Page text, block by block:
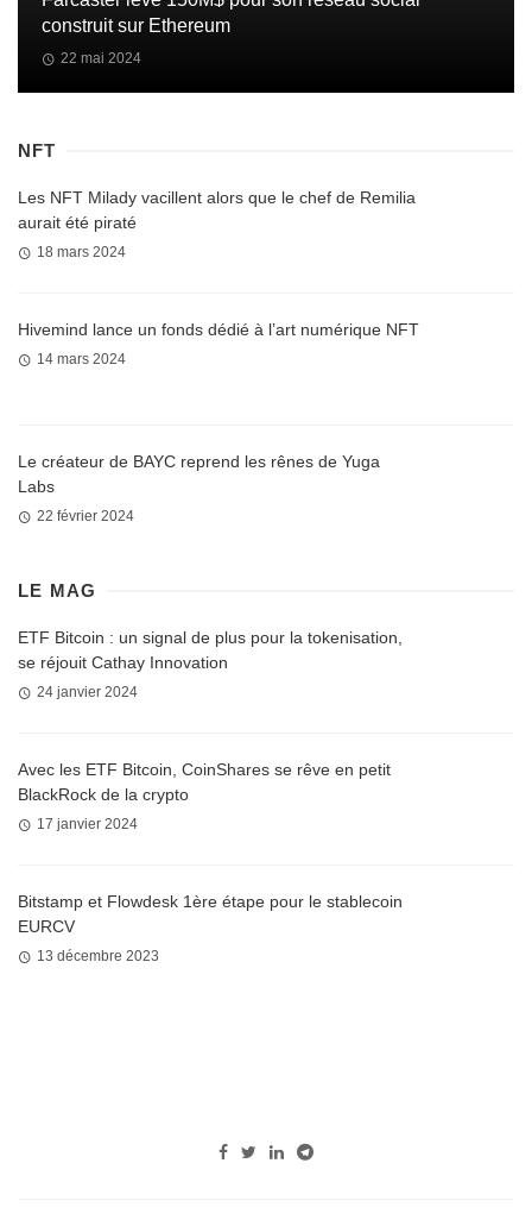
construit sur Ethereum
22 mai 2024
NFT
Les NFT Milady vacillent alors que le chef de Remilia
aurait été piraté
18 mars 2024
Hivemind lance un fonds dédié à l’art numérique NFT
14 mars 2024
Le créateur de BAYC reprend les rênes de Yuga
Labs
22 février 2024
LE MAG
ETF Bitcoin : un signal de plus pour la tokenisation,
se réjouit Cathay Innovation
24 janvier 2024
Avec les ETF Bitcoin, CoinShares se rêve en petit
BlackRock de la crypto
17 janvier 2024
Bitstamp et Flowdesk 1ère étape pour le stablecoin
EURCV
13 décembre 2023